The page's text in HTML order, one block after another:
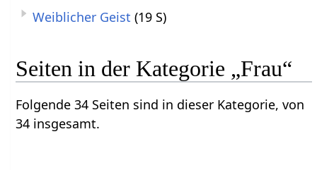
Weiblicher Geist (19 S)
Seiten in der Kategorie „Frau“
Folgende 34 Seiten sind in dieser Kategorie, von
34 insgesamt.